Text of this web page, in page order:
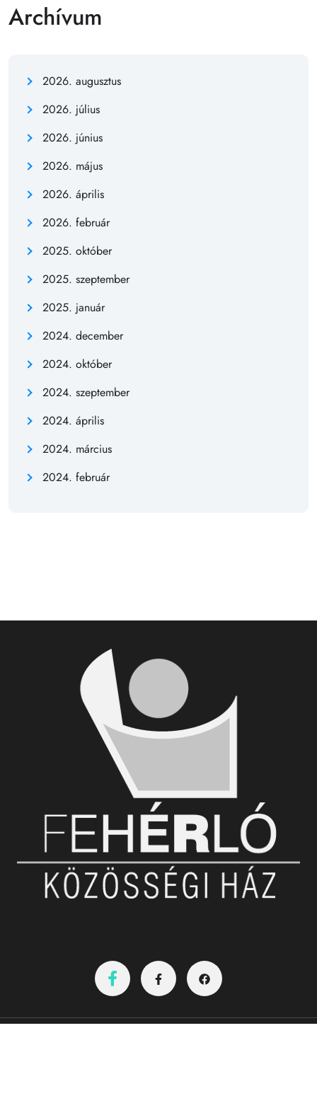
Archívum
2026. augusztus
2026. július
2026. június
2026. május
2026. április
2026. február
2025. október
2025. szeptember
2025. január
2024. december
2024. október
2024. szeptember
2024. április
2024. március
2024. február